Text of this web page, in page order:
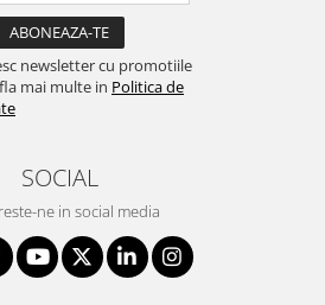
newsletter cu promotiile
mai multe in Politica de
SOCIAL
ne in social media